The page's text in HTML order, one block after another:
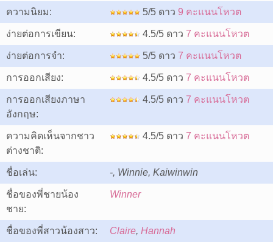
ความนิยม: 5/5 ดาว 9 คะแนนโหวต
ง่ายต่อการเขียน: 4.5/5 ดาว 7 คะแนนโหวต
ง่ายต่อการจำ: 5/5 ดาว 7 คะแนนโหวต
การออกเสียง: 4.5/5 ดาว 7 คะแนนโหวต
การออกเสียงภาษา
อังกฤษ:
4.5/5 ดาว 7 คะแนนโหวต
ความคิดเห็นจากชาว
ต่างชาติ:
4.5/5 ดาว 7 คะแนนโหวต
ชื่อเล่น: -, Winnie, Kaiwinwin
ชื่อของพี่ชายน้อง
ชาย:
Winner
ชื่อของพี่สาวน้องสาว: Claire, Hannah